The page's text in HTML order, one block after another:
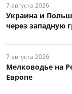
7 августа 2026
Украина и
через западную
7 августа 2026
Мелководье на
Европе